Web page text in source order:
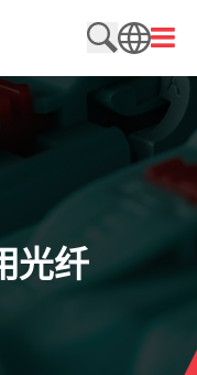
搜索网站
打开
SEARCH
光纤